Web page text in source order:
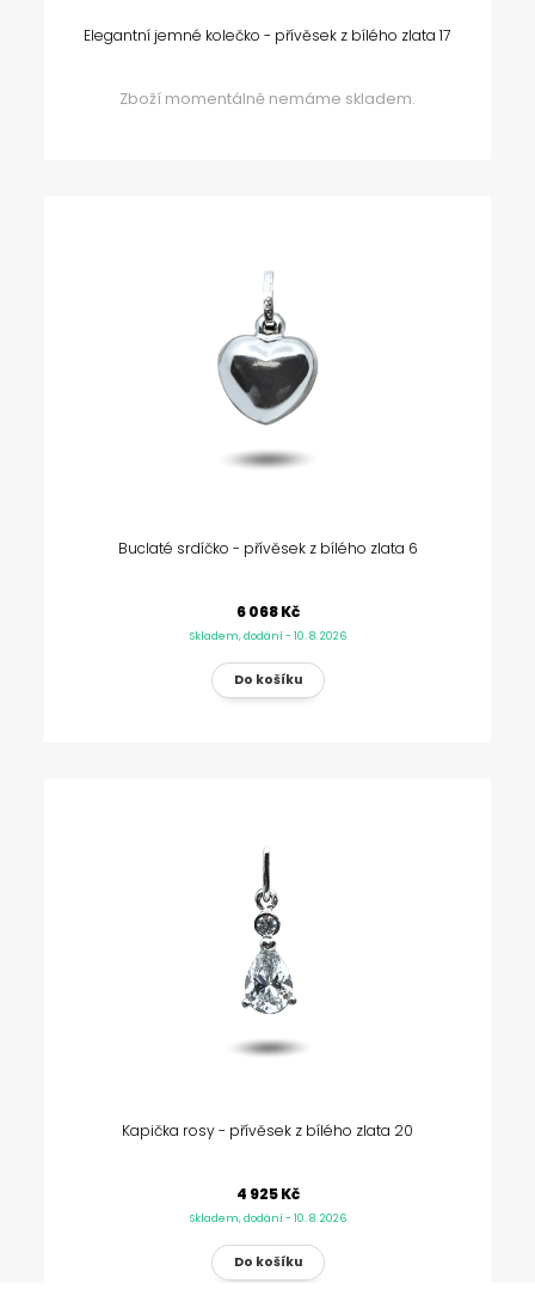
Elegantní jemné kolečko - přívěsek z bílého zlata 17
Zboží momentálně nemáme skladem.
Buclaté srdíčko - přívěsek z bílého zlata 6
6 068 Kč
Skladem, dodání - 10. 8. 2026
Kapička rosy - přívěsek z bílého zlata 20
4 925 Kč
Skladem, dodání - 10. 8. 2026